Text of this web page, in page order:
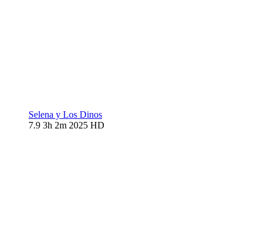
Selena y Los Dinos
7.9 3h 2m 2025 HD